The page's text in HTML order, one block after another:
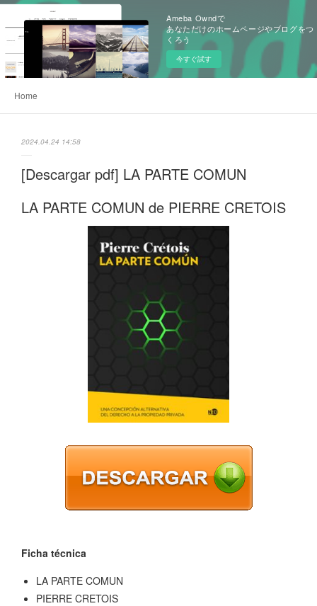
Ameba Owndで
あなただけのホームページやブログをつ
くろう
今すぐ試す
Home
2024.04.24 14:58
[Descargar pdf] LA PARTE COMUN
LA PARTE COMUN de PIERRE CRETOIS
Ficha técnica
LA PARTE COMUN
PIERRE CRETOIS